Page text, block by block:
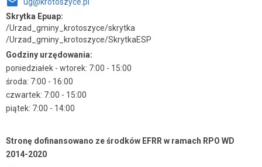
ug@krotoszyce.pl
Skrytka Epuap:
/Urzad_gminy_krotoszyce/skrytka
/Urzad_gminy_krotoszyce/SkrytkaESP
Godziny urzędowania:
poniedziałek - wtorek: 7:00 - 15:00
środa: 7:00 - 16:00
czwartek: 7:00 - 15:00
piątek: 7:00 - 14:00
Stronę dofinansowano ze środków EFRR w ramach RPO WD
2014-2020